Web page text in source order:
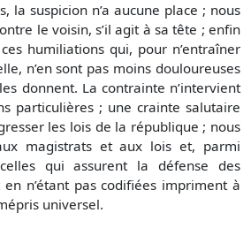
la suspicion n’a aucune place ; nous
le voisin, s’il agit à sa tête ; enfin
humiliations qui, pour n’entraîner
n’en sont pas moins douloureuses
donnent. La contrainte n’intervient
particulières ; une crainte salutaire
les lois de la république ; nous
magistrats et aux lois et, parmi
qui assurent la défense des
n’étant pas codifiées impriment à
universel.